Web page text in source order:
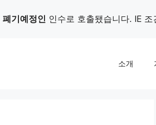
폐기예정인 인수로 호출됐습니다. IE
소개